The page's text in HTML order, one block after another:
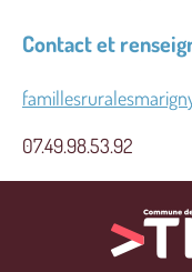
Contact et
07.49.98.53.92